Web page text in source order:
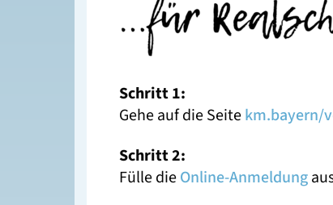
Schritt 1:
Gehe auf die Seitekm.bayern/
Schritt 2:
Fülle dieOnline-Anmeldung